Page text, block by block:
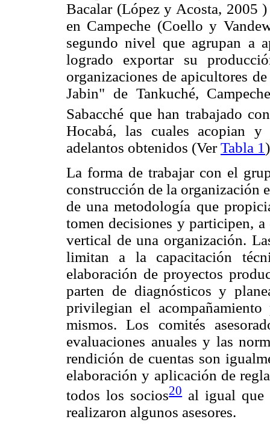
Bacalar (López y Acosta, 2005
en Campeche (Coello y
segundo nivel que agrupan a
logrado exportar su
organizaciones de apicultores
Jabin" de Tankuché,
Sabacché que han trabajado
Hocabá, las cuales acopian
adelantos obtenidos (VerTabla 1
La forma de trabajar con el
construcción de la organización
de una metodología que
tomen decisiones y participen,
vertical de una organización.
limitan a la capacitación
elaboración de proyectos
parten de diagnósticos y
privilegian el
mismos. Los comités
evaluaciones anuales y las
rendición de cuentas son
elaboración y aplicación de
todos los socios20al igual que
realizaron algunos asesores.